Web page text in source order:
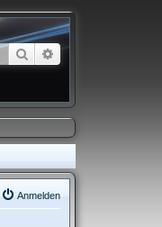
Suche Erweiterte Suche
Anmelden